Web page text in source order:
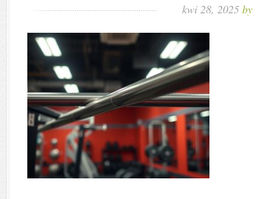
kwi 28, 2025 by